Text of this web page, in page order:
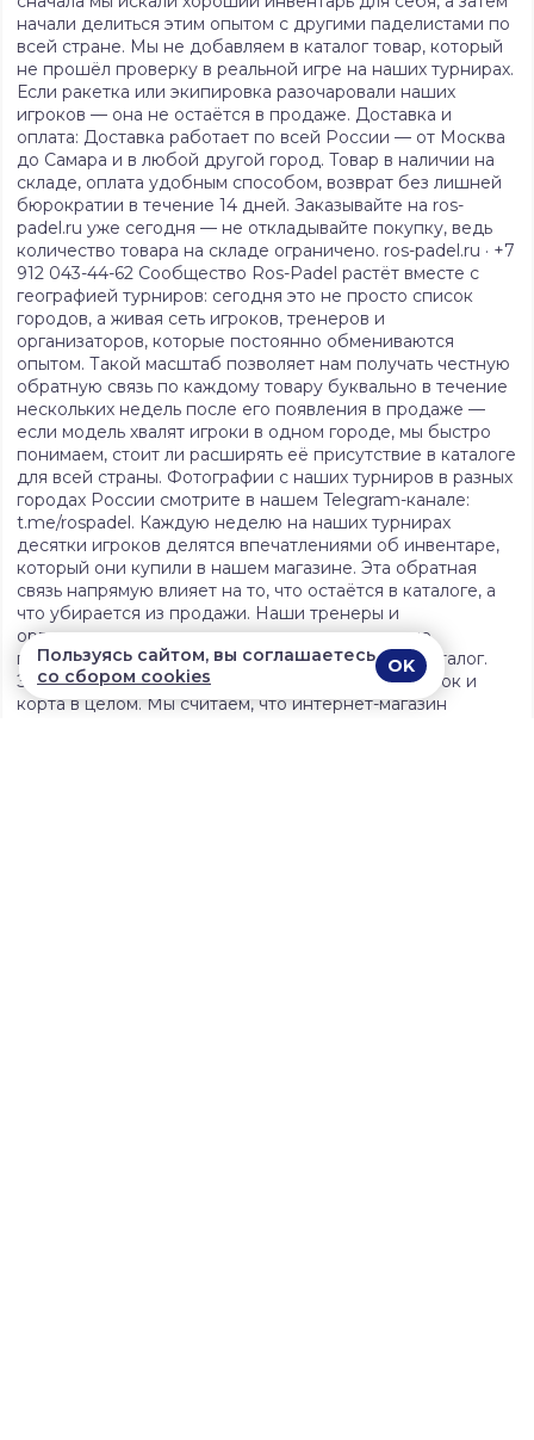
начали делиться этим опытом с другими паделистами по
всей стране. Мы не добавляем в каталог товар, который
не прошёл проверку в реальной игре на наших турнирах.
Если ракетка или экипировка разочаровали наших
игроков — она не остаётся в продаже. Доставка и
оплата: Доставка работает по всей России — от Москва
до Самара и в любой другой город. Товар в наличии на
складе, оплата удобным способом, возврат без лишней
бюрократии в течение 14 дней. Заказывайте на ros-
padel.ru уже сегодня — не откладывайте покупку, ведь
количество товара на складе ограничено. ros-padel.ru · +7
912 043-44-62 Сообщество Ros-Padel растёт вместе с
географией турниров: сегодня это не просто список
городов, а живая сеть игроков, тренеров и
организаторов, которые постоянно обмениваются
опытом. Такой масштаб позволяет нам получать честную
обратную связь по каждому товару буквально в течение
нескольких недель после его появления в продаже —
если модель хвалят игроки в одном городе, мы быстро
понимаем, стоит ли расширять её присутствие в каталоге
для всей страны. Фотографии с наших турниров в разных
городах России смотрите в нашем Telegram-канале:
t.me/rospadel. Каждую неделю на наших турнирах
десятки игроков делятся впечатлениями об инвентаре,
который они купили в нашем магазине. Эта обратная
связь напрямую влияет на то, что остаётся в каталоге, а
что убирается из продажи. Наши тренеры и
организаторы турниров лично тестируют новые
поступления перед тем, как товар попадает в каталог.
Это касается всего — от струн и грипов до ракеток и
корта в целом. Мы считаем, что интернет-магазин
Пользуясь сайтом, вы соглашаетесь
со сбором cookies
OK